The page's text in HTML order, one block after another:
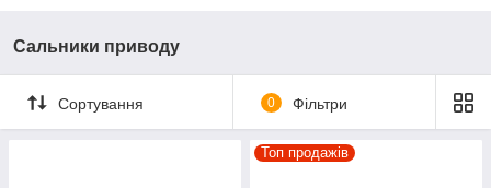
Сальники приводу
Сортування 0 Фільтри
Топ продажів